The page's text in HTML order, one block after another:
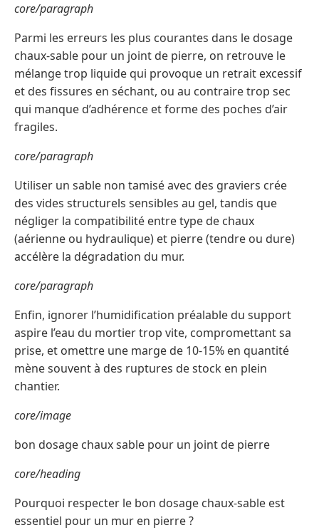
core/paragraph
Parmi les erreurs les plus courantes dans le dosage
chaux-sable pour un joint de pierre, on retrouve le
mélange trop liquide qui provoque un retrait excessif
et des fissures en séchant, ou au contraire trop sec
qui manque d’adhérence et forme des poches d’air
fragiles.
core/paragraph
Utiliser un sable non tamisé avec des graviers crée
des vides structurels sensibles au gel, tandis que
négliger la compatibilité entre type de chaux
(aérienne ou hydraulique) et pierre (tendre ou dure)
accélère la dégradation du mur.
core/paragraph
Enfin, ignorer l’humidification préalable du support
aspire l’eau du mortier trop vite, compromettant sa
prise, et omettre une marge de 10-15% en quantité
mène souvent à des ruptures de stock en plein
chantier.
core/image
bon dosage chaux sable pour un joint de pierre
core/heading
Pourquoi respecter le bon dosage chaux-sable est
essentiel pour un mur en pierre ?